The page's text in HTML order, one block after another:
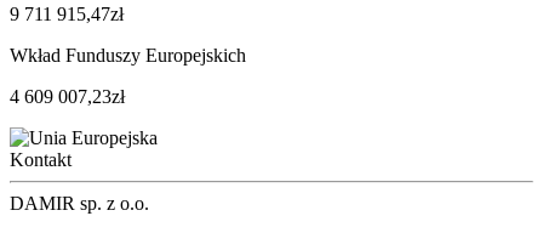
9 711 915,47zł
Wkład Funduszy Europejskich
4 609 007,23zł
Kontakt
DAMIR sp. z o.o.